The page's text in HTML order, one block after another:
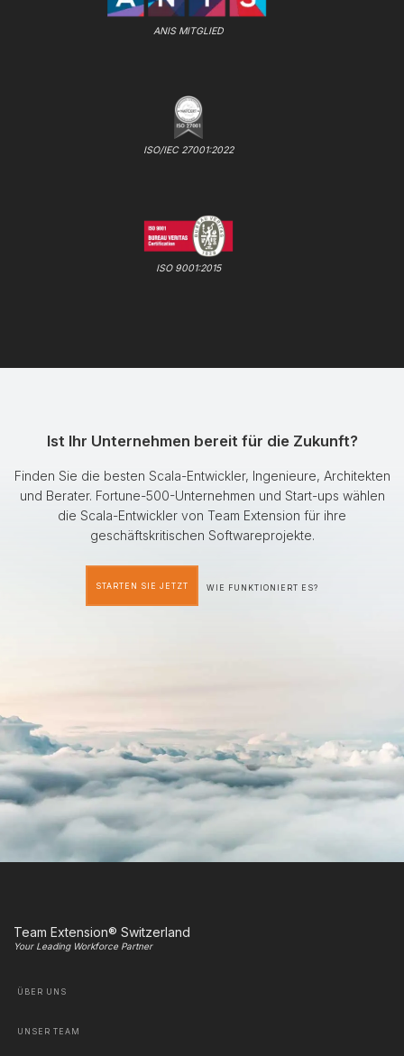
ANIS MITGLIED
ISO/IEC 27001:2022
ISO 9001:2015
Ist Ihr Unternehmen bereit für die Zukunft?
Finden Sie die besten Scala-Entwickler, Ingenieure, Architekten
und Berater. Fortune-500-Unternehmen und Start-ups wählen
die Scala-Entwickler von Team Extension für ihre
geschäftskritischen Softwareprojekte.
STARTEN SIE JETZT WIE FUNKTIONIERT ES?
Team Extension® Switzerland
Your Leading Workforce Partner
ÜBER UNS
UNSER TEAM